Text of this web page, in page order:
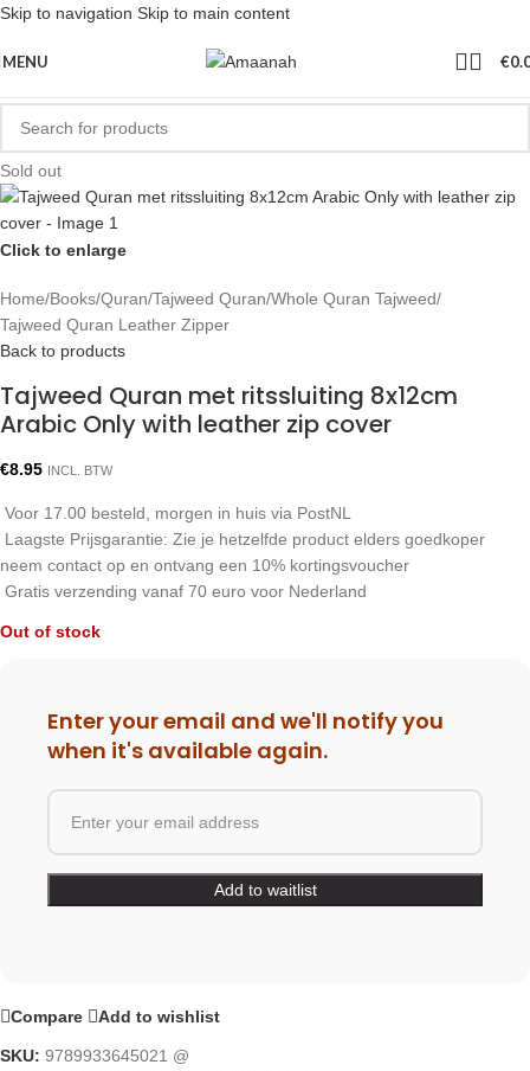
Skip to navigation Skip to main content
MENU €
Sold out
Click to enlarge
Home/Books/Quran/Tajweed Quran/Whole Quran Tajweed/
Tajweed Quran Leather Zipper
Back to products
Tajweed Quran met ritssluiting 8x12cm
Arabic Only with leather zip cover
€8.95 INCL. BTW
Voor 17.00 besteld, morgen in huis via PostNL
Laagste Prijsgarantie: Zie je hetzelfde product elders goedkoper
neem contact op en ontvang een 10% kortingsvoucher
Gratis verzending vanaf 70 euro voor Nederland
Out of stock
Enter your email and we'll notify you
when it's available again.
Compare Add to wishlist
SKU: 9789933645021 @